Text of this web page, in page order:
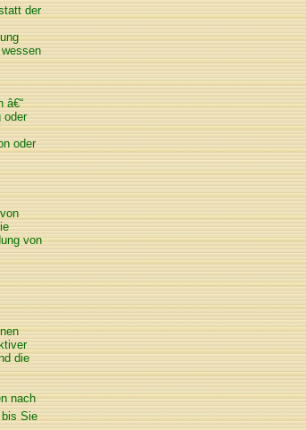
der
â€“
oder
oder
von
die
nach
Sie